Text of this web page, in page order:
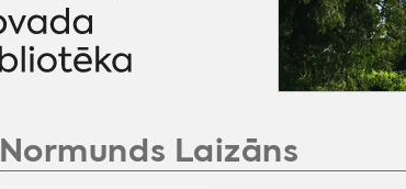
Normunds Laizāns